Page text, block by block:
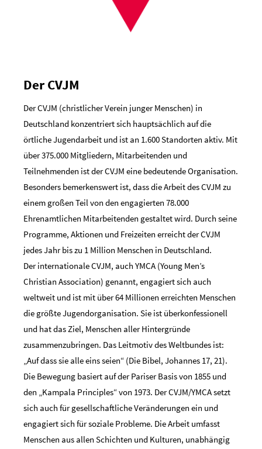
Der CVJM
Der CVJM (christlicher Verein junger Menschen) in
Deutschland konzentriert sich hauptsächlich auf die
örtliche Jugendarbeit und ist an 1.600 Standorten aktiv. Mit
über 375.000 Mitgliedern, Mitarbeitenden und
Teilnehmenden ist der CVJM eine bedeutende Organisation.
Besonders bemerkenswert ist, dass die Arbeit des CVJM zu
einem großen Teil von den engagierten 78.000
Ehrenamtlichen Mitarbeitenden gestaltet wird. Durch seine
Programme, Aktionen und Freizeiten erreicht der CVJM
jedes Jahr bis zu 1 Million Menschen in Deutschland.
Der internationale CVJM, auch YMCA (Young Men’s
Christian Association) genannt, engagiert sich auch
weltweit und ist mit über 64 Millionen erreichten Menschen
die größte Jugendorganisation. Sie ist überkonfessionell
und hat das Ziel, Menschen aller Hintergründe
zusammenzubringen. Das Leitmotiv des Weltbundes ist:
„Auf dass sie alle eins seien“ (Die Bibel, Johannes 17, 21).
Die Bewegung basiert auf der Pariser Basis von 1855 und
den „Kampala Principles“ von 1973. Der CVJM/YMCA setzt
sich auch für gesellschaftliche Veränderungen ein und
engagiert sich für soziale Probleme. Die Arbeit umfasst
Menschen aus allen Schichten und Kulturen, unabhängig